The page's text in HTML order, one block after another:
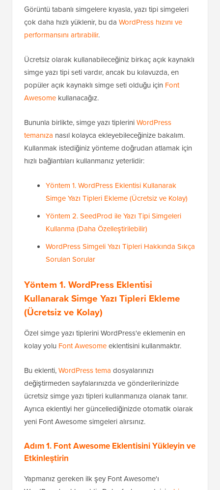
Görüntü tabanlı simgelere kıyasla, yazı tipi simgeleri
çok daha hızlı yüklenir, bu da WordPress hızını ve
performansını artırabilir.
Ücretsiz olarak kullanabileceğiniz birkaç açık kaynaklı
simge yazı tipi seti vardır, ancak bu kılavuzda, en
popüler açık kaynaklı simge seti olduğu için Font
Awesome kullanacağız.
Bununla birlikte, simge yazı tipleriniWordPress
temanıza nasıl kolayca ekleyebileceğinize bakalım.
Kullanmak istediğiniz yönteme doğrudan atlamak için
hızlı bağlantıları kullanmanız yeterlidir:
Yöntem 1. WordPress Eklentisi Kullanarak
Simge Yazı Tipleri Ekleme (Ücretsiz ve Kolay)
Yöntem 2. SeedProd ile Yazı Tipi Simgeleri
Kullanma (Daha Özelleştirilebilir)
WordPress Simgeli Yazı Tipleri Hakkında Sıkça
Sorulan Sorular
Yöntem 1. WordPress Eklentisi
Kullanarak Simge Yazı Tipleri Ekleme
(Ücretsiz ve Kolay)
Özel simge yazı tiplerini WordPress'e eklemenin en
kolay yolu Font Awesomeeklentisini kullanmaktır.
Bu eklenti,WordPress tema dosyalarınızı
değiştirmeden sayfalarınızda ve gönderilerinizde
ücretsiz simge yazı tipleri kullanmanıza olanak tanır.
Ayrıca eklentiyi her güncellediğinizde otomatik olarak
yeni Font Awesome simgeleri alırsınız.
Adım 1. Font Awesome Eklentisini Yükleyin ve
Etkinleştirin
Yapmanız gereken ilk şey Font Awesome'ı